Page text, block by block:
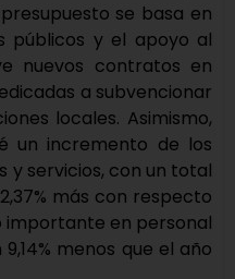
se basa en
públicos y el apoyo al
nuevos contratos en
a subvencionar
locales. Asimismo,
un incremento de los
y servicios, con un total
más con respecto
importante en personal
menos que el año